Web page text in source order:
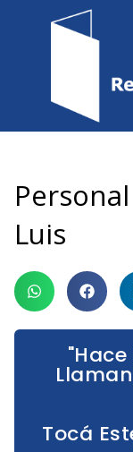
Luis
Tocá